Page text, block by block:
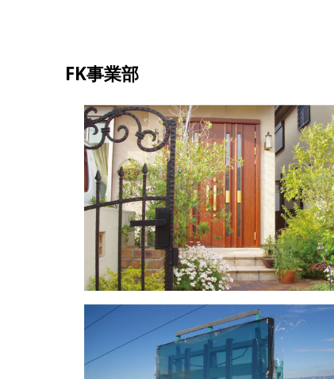
FK事業部